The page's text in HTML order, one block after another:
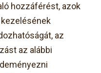
hozzáférést, azok
az
az alábbi